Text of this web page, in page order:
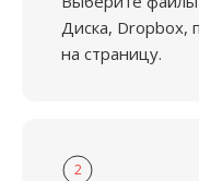
Диска, Dropbox,
на страницу.
2